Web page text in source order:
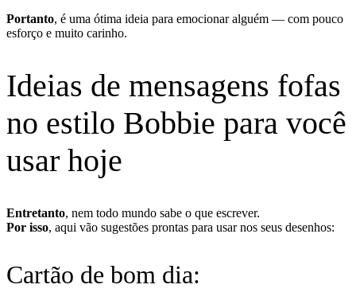
Portanto, é uma ótima ideia para emocionar alguém — com pouco
esforço e muito carinho.
Ideias de mensagens fofas
no estilo Bobbie para você
usar hoje
Entretanto, nem todo mundo sabe o que escrever.
Por isso, aqui vão sugestões prontas para usar nos seus desenhos:
Cartão de bom dia: